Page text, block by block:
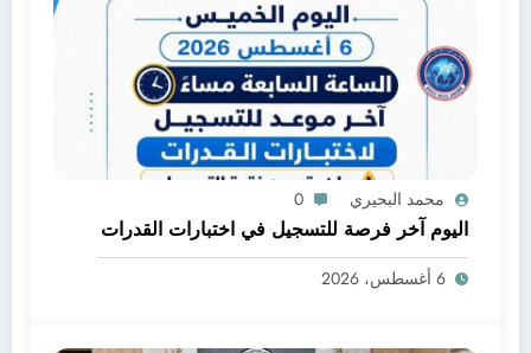
محمد البحيري 0
اليوم آخر فرصة للتسجيل في اختبارات القدرات
6 أغسطس، 2026